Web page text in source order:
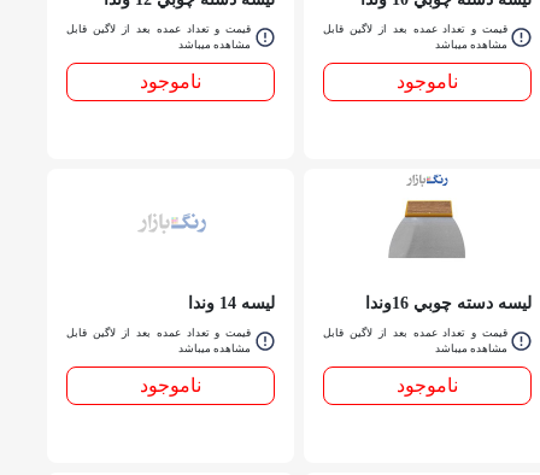
قیمت و تعداد عمده بعد از لاگین قابل
مشاهده میباشد
ناموجود
قیمت و تعداد عمده بعد از لاگین قابل
مشاهده میباشد
ناموجود
ليسه دسته چوبي 16وندا
قیمت و تعداد عمده بعد از لاگین قابل
مشاهده میباشد
ناموجود
ليسه 14 وندا
قیمت و تعداد عمده بعد از لاگین قابل
مشاهده میباشد
ناموجود